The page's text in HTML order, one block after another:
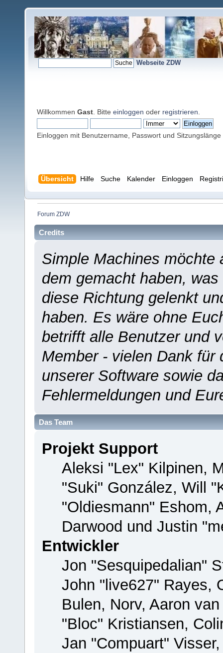
Webseite ZDW
Willkommen Gast . Bitte einloggen oder registrieren
Einloggen mit Benutzername, Passwort und Sitzungslänge
Übersicht Hilfe Suche Kalender Einloggen
Forum ZDW
Credits
Simple Machines möchte
dem gemacht haben,
diese Richtung gelenkt
haben. Es wäre ohne
betrifft alle Benutzer und
Member - vielen Dank für
unserer Software sowie
Fehlermeldungen und
Das Team
Projekt Support
Aleksi "Lex" Kilpinen,
"Suki" González, Will
"Oldiesmann" Eshom,
Darwood und Justin
Entwickler
Jon "Sesquipedalian"
John "live627" Rayes,
Bulen, Norv, Aaron
"Bloc" Kristiansen,
Jan "Compuart"